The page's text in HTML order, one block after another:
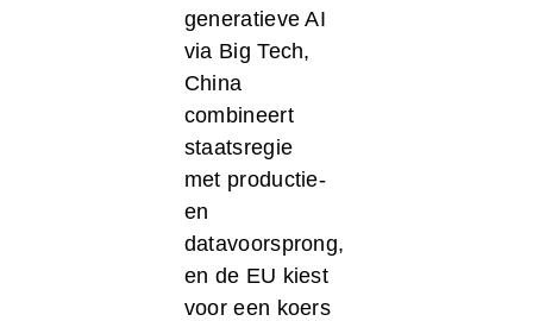
generatieve AI
via Big Tech,
China
combineert
staatsregie
met productie-
en
datavoorsprong,
en de EU kiest
voor een koers